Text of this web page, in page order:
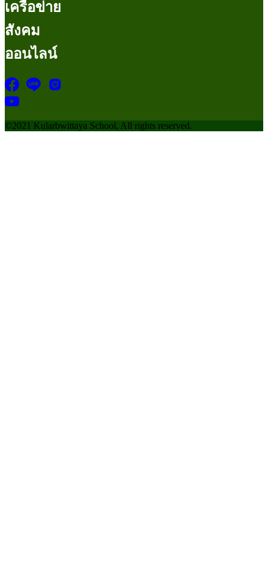
เครือข่าย
สังคม
ออนไลน์
©2021 Kularbwittaya School, All rights reserved.